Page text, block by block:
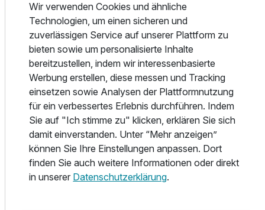
REICH an Geschmack
Authentisch. Herzhaft. Sinnlich. Kreativ. Frisch. – So
vielfältig schmeckt das Steirische Thermen- & Vulkanland.
Von Hauben-Restaurants über urige Buschenschänke bis
hin zu erlesenen Winzern und einzigartigen Manufakturen
spielt die Region alle kulinarischen Stücke. Und die Stock &
Stein Lodges bieten den idealen Ausgangspunkt, um all
dass hautnah zu erleben. Einfach REICHhaltig.
Aktivitäten
REICH an Abenteuern
Ausbrechen. Innehalten. Wahrnehmen. Sich selbst und die
Natur spüren. – Rund um die Stock & Stein Lodges gibt es
Wir verwenden Cookies und ähnliche
Technologien, um einen sicheren und
zuverlässigen Service auf unserer Plattform zu
bieten sowie um personalisierte Inhalte
bereitzustellen, indem wir interessenbasierte
Werbung erstellen, diese messen und Tracking
einsetzen sowie Analysen der Plattformnutzung
für ein verbessertes Erlebnis durchführen. Indem
Sie auf "Ich stimme zu" klicken, erklären Sie sich
damit einverstanden. Unter “Mehr anzeigen”
können Sie Ihre Einstellungen anpassen. Dort
finden Sie auch weitere Informationen oder direkt
in unserer Datenschutzerklärung.